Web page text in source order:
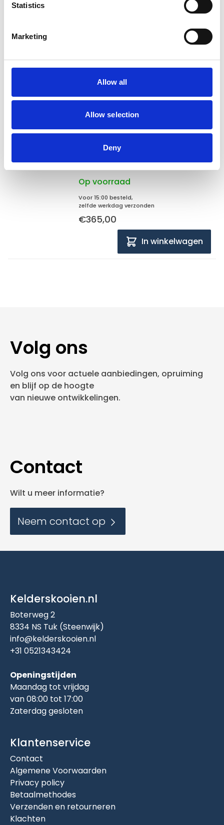
Statistics
Marketing
Allow all
Allow selection
Deny
Gerelateerde producten
Hundos
Hundos Hondenbench model
DK maat L deur links
draaiend
Op voorraad
Voor 15:00 besteld,
zelfde werkdag verzonden
€365,00
In winkelwagen
Volg ons
Volg ons voor actuele aanbiedingen, opruiming
en blijf op de hoogte
van nieuwe ontwikkelingen.
Contact
Wilt u meer informatie?
Neem contact op
Kelderskooien.nl
Boterweg 2
8334 NS Tuk (Steenwijk)
info@kelderskooien.nl
+31 0521343424
Openingstijden
Maandag tot vrijdag
van 08:00 tot 17:00
Zaterdag gesloten
Klantenservice
Contact
Algemene Voorwaarden
Privacy policy
Betaalmethodes
Verzenden en retourneren
Klachten